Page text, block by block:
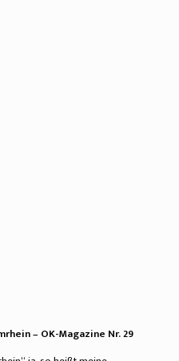
– OK-Magazine Nr. 29